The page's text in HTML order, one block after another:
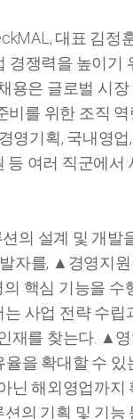
대표 김정
경쟁력을 높이기
용은 글로벌 시
비를 위한 조직
영기획, 국내영업
등 여러 직군에서
의 설계 및 개발
자를, ▲경영지
의 핵심 기능을 수
사업 전략 수립
재를 찾는다. ▲
을 확대할 수 있
닌 해외영업까지
의 기획 및 기능